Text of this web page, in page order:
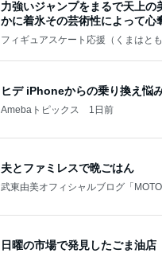
力強いジャンプをまるで天上の
かに着氷その芸術性によって心
なす
フィギュアスケート応援（くまはとも
ヒデ iPhoneからの乗り換え悩
Amebaトピックス 1日前
夫とファミレスで晩ごはん
武東由美オフィシャルブログ「
日曜の市場で発見したごま油店